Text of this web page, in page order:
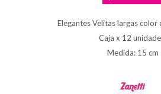
Elegantes Velitas largas color
Caja x 12
Medida: 15 cm